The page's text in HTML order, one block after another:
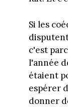
Si les
c'est
l'année
étaient
espérer
donner